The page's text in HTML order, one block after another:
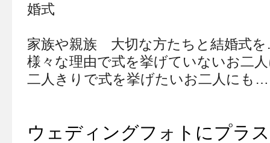
婚式
家族や親族 大切な方たちと結婚式
様々な理由で式を挙げていないお二
二人きりで式を挙げたいお二人にも…
ウェディングフォトにプラ